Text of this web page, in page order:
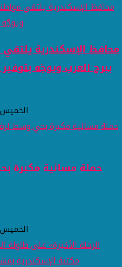
محافظ الإسكندرية
ببرج العرب ويوجّه
الخميس 06 أغسطس 2026 09:10 مساءً
حملة مسائية مكبرة
الخميس 06 أغسطس 2026 09:06 مساءً